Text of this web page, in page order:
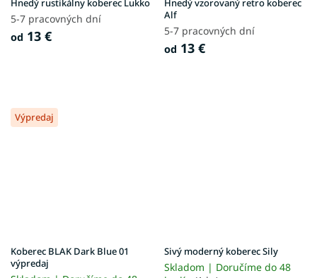
Hnedý rustikálny koberec Lukko
5-7 pracovných dní
od 13 €
Hnedý vzorovaný retro koberec
Alf
5-7 pracovných dní
od 13 €
Výpredaj
Koberec BLAK Dark Blue 01
výpredaj
Sivý moderný koberec Sily
Skladom | Doručíme do 48